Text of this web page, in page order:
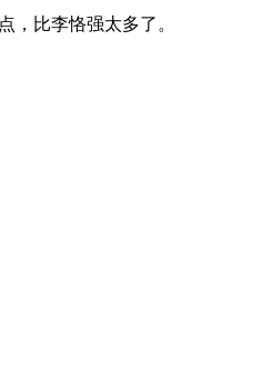
，比李恪强太多了。